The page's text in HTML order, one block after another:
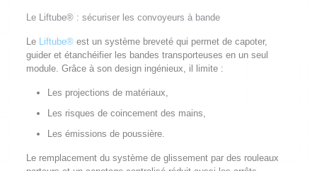
Le Liftube® : sécuriser les convoyeurs à bande
Le Liftube®est un système breveté qui permet de capoter,
guider et étanchéifier les bandes transporteuses en un seul
module. Grâce à son design ingénieux, il limite :
Les projections de matériaux,
Les risques de coincement des mains,
Les émissions de poussière.
Le remplacement du système de glissement par des rouleaux